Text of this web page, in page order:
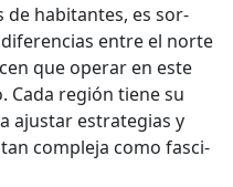
de habi­tantes, es sor­
entre el norte
que oper­ar en este
Cada región tiene su
ajus­tar estrate­gias y
com­ple­ja como fasci­